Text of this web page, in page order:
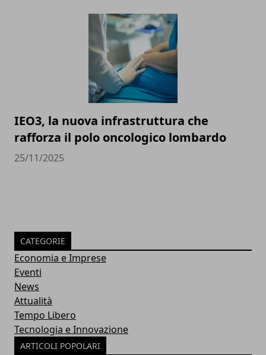
IEO3, la nuova infrastruttura che
rafforza il polo oncologico lombardo
25/11/2025
CATEGORIE
Economia e Imprese
Eventi
News
Attualità
Tempo Libero
Tecnologia e Innovazione
ARTICOLI POPOLARI